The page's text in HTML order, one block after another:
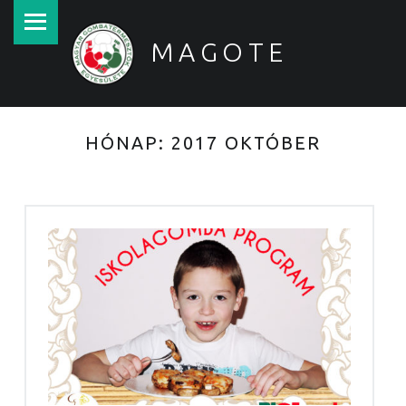
MAGOTE
HÓNAP: 2017 OKTÓBER